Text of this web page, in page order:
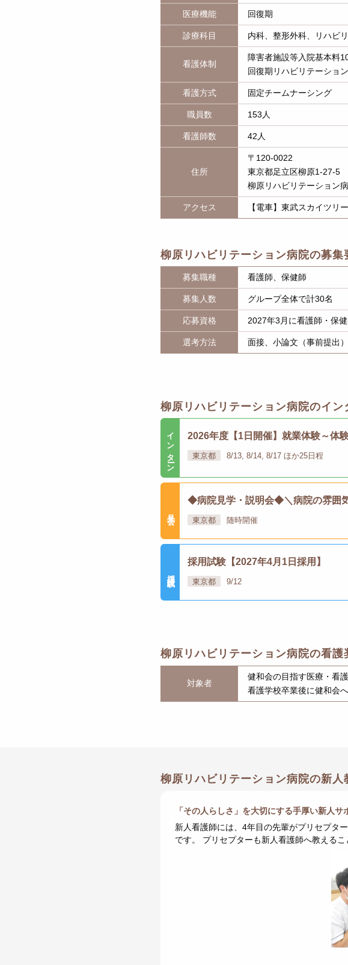
医療機能 回復期
診療科目 内科、整形外科、リハビ
看護体制
障害者施設等入院基本料
回復期リハビリテーショ
看護方式 固定チームナーシング
職員数 153人
看護師数 42人
住所
〒120-0022
東京都足立区柳原1-27-5
柳原リハビリテーション
アクセス 【電車】東武スカイツリ
柳原リハビリテーション病院の募集
募集職種 看護師、保健師
募集人数 グループ全体で計30名
応募資格 2027年3月に看護師・保
選考方法 面接、小論文（事前提出）
柳原リハビリテーション病院のイ
インターン 2026年度【1日開催】就業体験～体
東京都 8/13, 8/14, 8/17 ほか25日程
◆病院見学・説明会◆＼病院の雰囲
東京都 随時開催
採用試験【2027年4月1日採用】
東京都 9/12
柳原リハビリテーション病院の看護
対象者
健和会の目指す医療・看
看護学校卒業後に健和会
柳原リハビリテーション病院の新人
「その人らしさ」を大切にする手厚い新人サ
新人看護師には、4年目の先輩がプリセプタ
です。 プリセプターも新人看護師へ教える